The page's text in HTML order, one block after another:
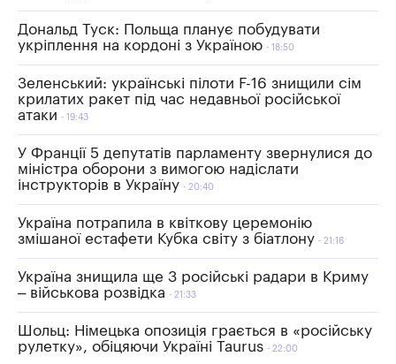
Дональд Туск: Польща планує побудувати
укріплення на кордоні з Україною
18:50
Зеленський: українські пілоти F-16 знищили сім
крилатих ракет під час недавньої російської
атаки
19:43
У Франції 5 депутатів парламенту звернулися до
міністра оборони з вимогою надіслати
інструкторів в Україну
20:40
Україна потрапила в квіткову церемонію
змішаної естафети Кубка світу з біатлону
21:16
Україна знищила ще 3 російські радари в Криму
– військова розвідка
21:33
Шольц: Німецька опозиція грається в «російську
рулетку», обіцяючи Україні Taurus
22:00